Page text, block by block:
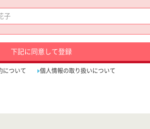
下記に同意して登録
について 個人情報の取り扱いについて